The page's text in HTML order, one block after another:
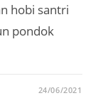
hobi santri
pondok
24/06/2021